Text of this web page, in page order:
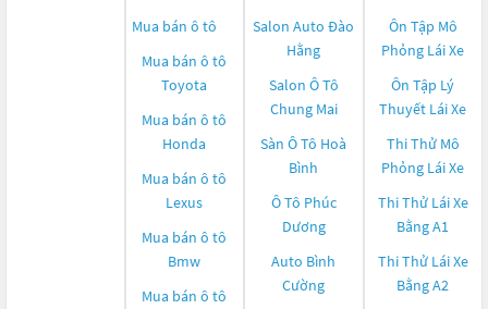
Mua bán ô tô
Mua bán ô tô
Toyota
Mua bán ô tô
Honda
Mua bán ô tô
Lexus
Mua bán ô tô
Bmw
Mua bán ô tô
Salon Auto Đào
Hằng
Salon Ô Tô
Chung Mai
Sàn Ô Tô Hoà
Bình
Ô Tô Phúc
Dương
Auto Bình
Cường
Ôn Tập Mô
Phỏng Lái Xe
Ôn Tập Lý
Thuyết Lái Xe
Thi Thử Mô
Phỏng Lái Xe
Thi Thử Lái Xe
Bằng A1
Thi Thử Lái Xe
Bằng A2